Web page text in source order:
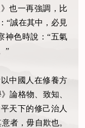
也一再強調，比
“誠在其中，必見
神色時說：“五氣
”
中國人在修養方
論格物、致知、
天下的修己治人
者，毋自欺也。